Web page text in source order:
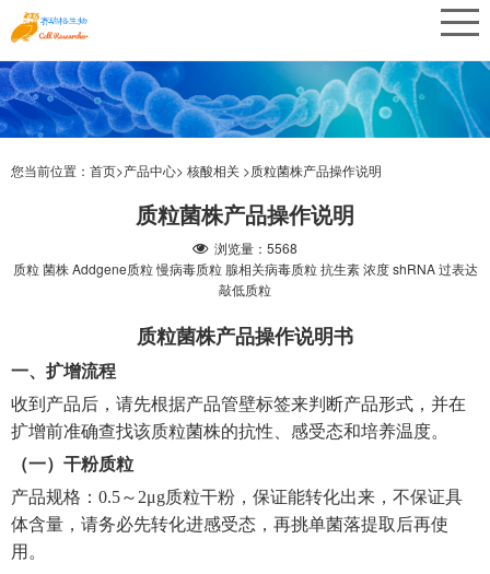
您当前位置： 首页>产品中心> 核酸相关 >质粒菌株产品操作说明
质粒菌株产品操作说明
浏览量：5568
质粒 菌株 Addgene质粒 慢病毒质粒 腺相关病毒质粒 抗生素 浓度 shRNA 过表达
敲低质粒
质粒菌株产品操作说明书
一、扩增流程
收到产品后，请先根据产品管壁标签来判断产品形式，并在
扩增前准确查找该质粒菌株的抗性、感受态和培养温度。
（一）干粉质粒
产品规格： 0.5～2μg质粒干粉，保证能转化出来，不保证具
体含量，请务必先转化进感受态，再挑单菌落提取后再使
用。